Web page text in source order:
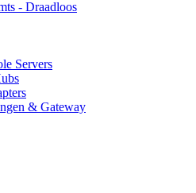
- Draadloos
Servers
& Gateway